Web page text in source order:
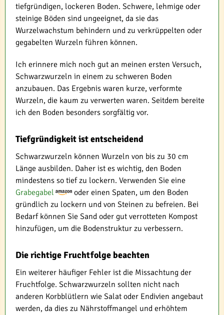
tiefgründigen, lockeren Boden. Schwere, lehmige oder
steinige Böden sind ungeeignet, da sie das
Wurzelwachstum behindern und zu verkrüppelten oder
gegabelten Wurzeln führen können.
Ich erinnere mich noch gut an meinen ersten Versuch,
Schwarzwurzeln in einem zu schweren Boden
anzubauen. Das Ergebnis waren kurze, verformte
Wurzeln, die kaum zu verwerten waren. Seitdem bereite
ich den Boden besonders sorgfältig vor.
Tiefgründigkeit ist entscheidend
Schwarzwurzeln können Wurzeln von bis zu 30 cm
Länge ausbilden. Daher ist es wichtig, den Boden
mindestens so tief zu lockern. Verwenden Sie eine
Grabegabel
oder einen Spaten, um den Boden
gründlich zu lockern und von Steinen zu befreien. Bei
Bedarf können Sie Sand oder gut verrotteten Kompost
hinzufügen, um die Bodenstruktur zu verbessern.
Die richtige Fruchtfolge beachten
Ein weiterer häufiger Fehler ist die Missachtung der
Fruchtfolge. Schwarzwurzeln sollten nicht nach
anderen Korbblütlern wie Salat oder Endivien angebaut
werden, da dies zu Nährstoffmangel und erhöhtem